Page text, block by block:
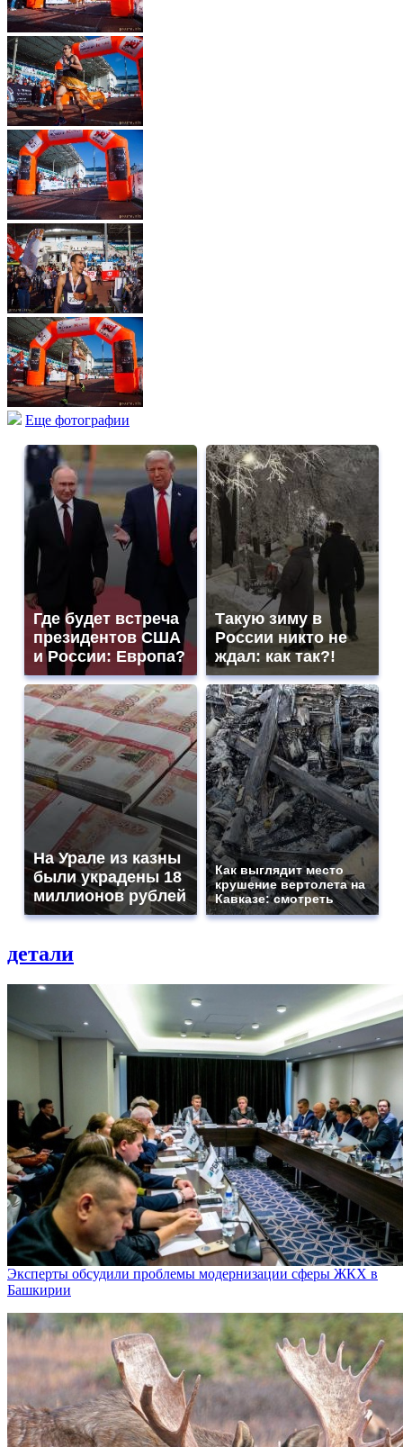
Еще фотографии
Где будет встреча
президентов США
и России: Европа?
Такую зиму в
России никто не
ждал: как так?!
На Урале из казны
были украдены 18
миллионов рублей
Как выглядит место
крушение вертолета на
Кавказе: смотреть
детали
Эксперты обсудили проблемы модернизации сферы ЖКХ в
Башкирии